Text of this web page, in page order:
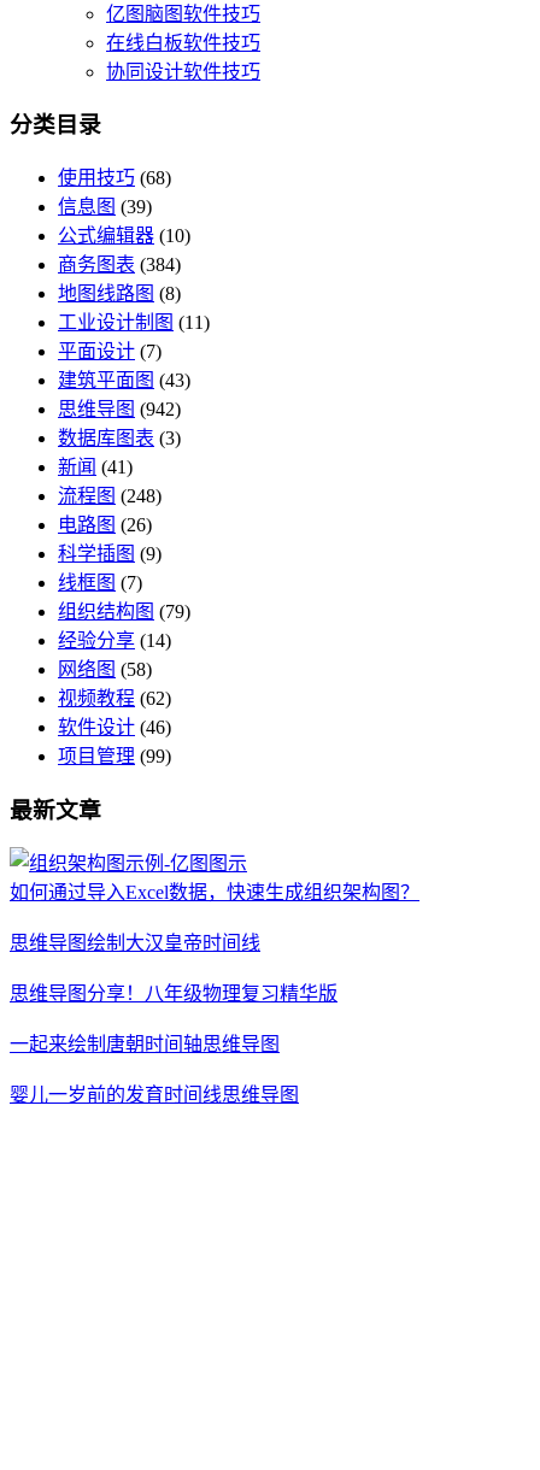
亿图脑图软件技巧
在线白板软件技巧
协同设计软件技巧
分类目录
使用技巧 (68)
信息图 (39)
公式编辑器 (10)
商务图表 (384)
地图线路图 (8)
工业设计制图 (11)
平面设计 (7)
建筑平面图 (43)
思维导图 (942)
数据库图表 (3)
新闻 (41)
流程图 (248)
电路图 (26)
科学插图 (9)
线框图 (7)
组织结构图 (79)
经验分享 (14)
网络图 (58)
视频教程 (62)
软件设计 (46)
项目管理 (99)
最新文章
如何通过导入Excel数据，快速生成组织架构图？
思维导图绘制大汉皇帝时间线
思维导图分享！八年级物理复习精华版
一起来绘制唐朝时间轴思维导图
婴儿一岁前的发育时间线思维导图